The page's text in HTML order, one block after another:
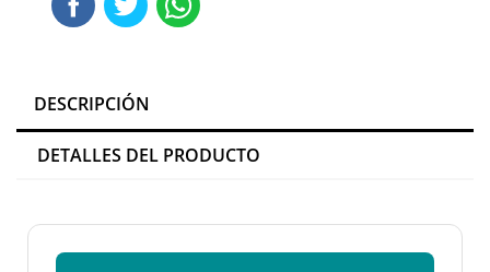
DESCRIPCIÓN
DETALLES DEL PRODUCTO